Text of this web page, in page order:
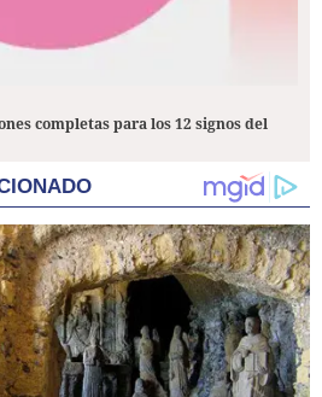
completas para los 12 signos del